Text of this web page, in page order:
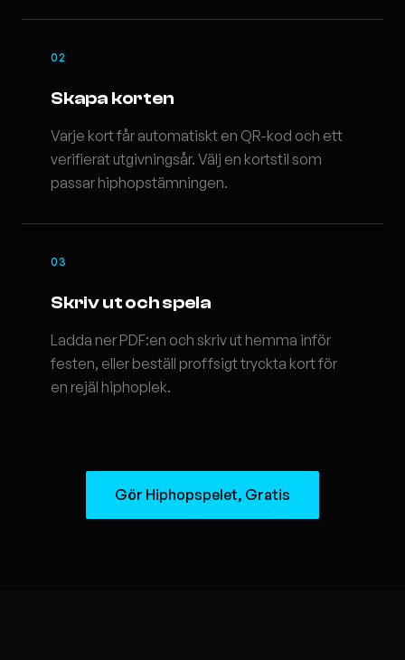
02
Skapa korten
Varje kort får automatiskt en QR-kod och ett
verifierat utgivningsår. Välj en kortstil som
passar hiphopstämningen.
03
Skriv ut och spela
Ladda ner PDF:en och skriv ut hemma inför
festen, eller beställ proffsigt tryckta kort för
en rejäl hiphoplek.
Gör Hiphopspelet, Gratis